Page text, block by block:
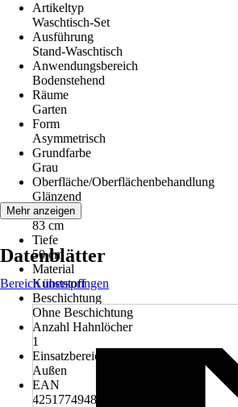
Artikeltyp
Waschtisch-Set
Ausführung
Stand-Waschtisch
Anwendungsbereich
Bodenstehend
Räume
Garten
Form
Asymmetrisch
Grundfarbe
Grau
Oberfläche/Oberflächenbehandlung
Glänzend
Breite
83 cm
Tiefe
50 cm
Material
Kunststoff
Beschichtung
Ohne Beschichtung
Anzahl Hahnlöcher
1
Einsatzbereich
Außen
EAN
4251774948975
Mehr anzeigen
Datenblätter
Bereich überspringen